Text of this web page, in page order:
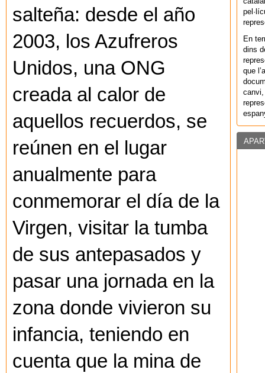
salteña: desde el año
2003, los Azufreros
Unidos, una ONG
creada al calor de
aquellos recuerdos, se
reúnen en el lugar
anualmente para
conmemorar el día de la
Virgen, visitar la tumba
de sus antepasados y
pasar una jornada en la
zona donde vivieron su
infancia, teniendo en
cuenta que la mina de
En
dins
que
canvi,